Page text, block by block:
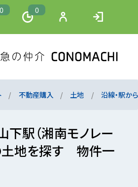
0 0
不動産購入 土地 沿線・駅か
下駅（湘南モノレー
土地を探す 物件一